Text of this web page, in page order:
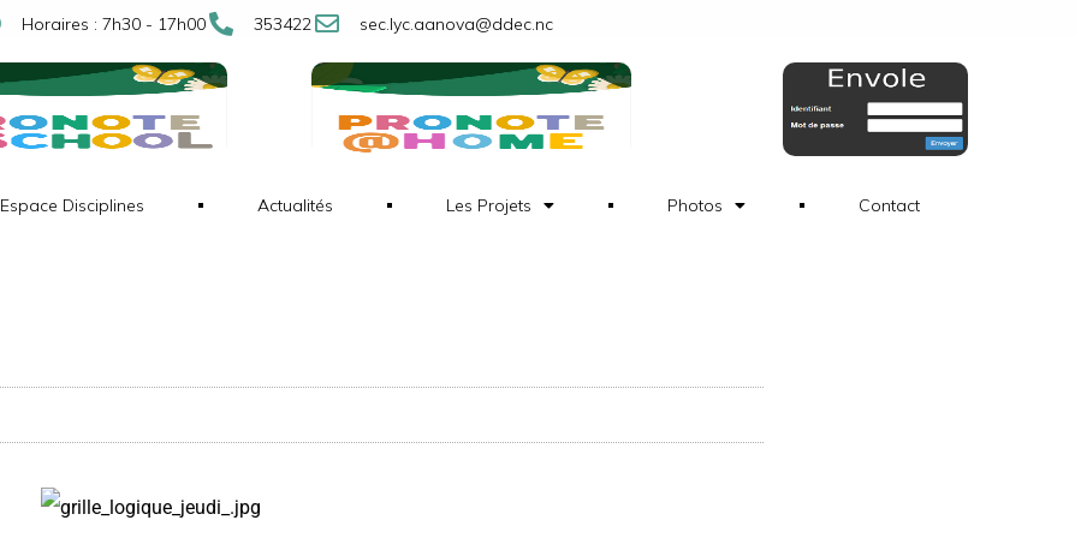
Horaires : 7h30 - 17h00 353422 sec.lyc.aanova@ddec.nc
Espace Disciplines Actualités Les Projets Photos Contact